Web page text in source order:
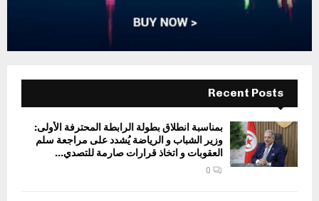
Recent Posts
بمناسبة انطلاق بطولة الرابطة المحترفة الأولى:
وزير الشباب و الرياضة يُشدد على مراجعة سلم
العقوبات و اتخاذ قرارات صارمة للتصدي...
0